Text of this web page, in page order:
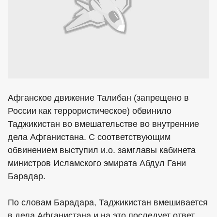
Афганское движение Талибан (запрещено в
России как террористическое) обвинило
Таджикистан во вмешательстве во внутренние
дела Афганистана. С соответствующим
обвинением выступил и.о. замглавы кабинета
министров Исламского эмирата Абдул Гани
Барадар.
По словам Барадара, Таджикистан вмешивается